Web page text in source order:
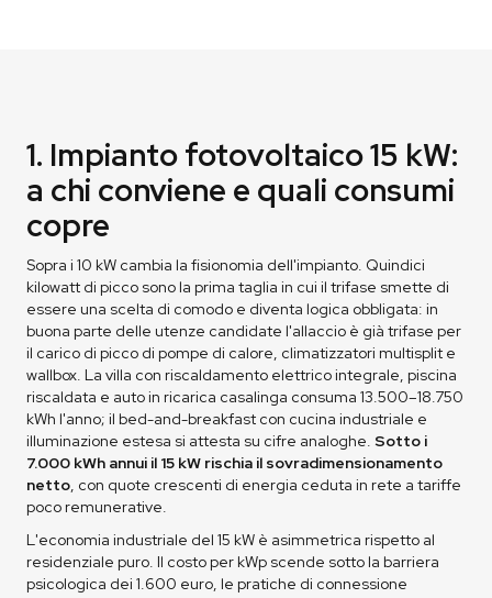
1. Impianto fotovoltaico 15 kW:
a chi conviene e quali consumi
copre
Sopra i 10 kW cambia la fisionomia dell'impianto. Quindici
kilowatt di picco sono la prima taglia in cui il trifase smette di
essere una scelta di comodo e diventa logica obbligata: in
buona parte delle utenze candidate l'allaccio è già trifase per
il carico di picco di pompe di calore, climatizzatori multisplit e
wallbox. La villa con riscaldamento elettrico integrale, piscina
riscaldata e auto in ricarica casalinga consuma 13.500–18.750
kWh l'anno; il bed-and-breakfast con cucina industriale e
illuminazione estesa si attesta su cifre analoghe.Sotto i
7.000 kWh annui il 15 kW rischia il sovradimensionamento
netto, con quote crescenti di energia ceduta in rete a tariffe
poco remunerative.
L'economia industriale del 15 kW è asimmetrica rispetto al
residenziale puro. Il costo per kWp scende sotto la barriera
psicologica dei 1.600 euro, le pratiche di connessione